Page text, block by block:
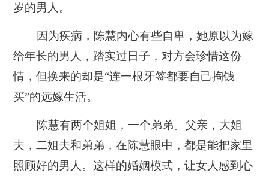
岁的男人。
因为疾病，陈慧内心有些自卑，她原以为嫁
给年长的男人，踏实过日子，对方会珍惜这份
情，但换来的却是“连一根牙签都要自己掏钱
买”的远嫁生活。
陈慧有两个姐姐，一个弟弟。父亲，大姐
夫，二姐夫和弟弟，在陈慧眼中，都是能把家里
照顾好的男人。这样的婚姻模式，让女人感到心